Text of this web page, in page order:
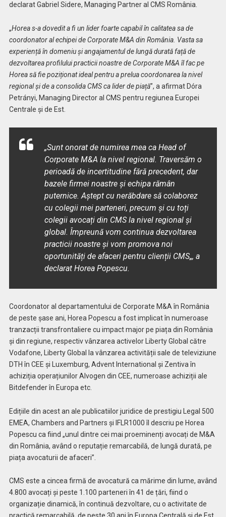
declarat Gabriel Sidere, Managing Partner al CMS România.
„Horea s-a dovedit a fi un lider foarte capabilîn calitatea sa de
coordonator al echipei de Corporate M&A din România. Vasta sa
experiență în domeniu și angajamentul de lungă durată față de
dezvoltarea profilului practicii noastre de Corporate M&A îl fac pe
Horea să fie poziționat ideal pentru a prelua coordonarea la nivel
regional și de a consolida CMS ca lider de piață”, a afirmat Dóra
Petrányi, Managing Director al CMS pentru regiunea Europei
Centrale și de Est.
„Sunt onorat de numirea mea ca Head of
Corporate M&A la nivel regional. Traversăm o
perioadă de incertitudine fără precedent, dar
bazele firmei noastre și echipa rămân
puternice. Aștept cu nerăbdare să colaborez
cu colegii mei parteneri, precum și cu toți
colegii avocați din CMS la nivel regional și
global. Împreună vom continua dezvoltarea
practicii noastre și vom promova noi
oportunități de afaceri pentru clienții CMS„, a
declarat Horea Popescu.
Coordonator al departamentului de Corporate M&A în România
de peste șase ani, Horea Popescu a fost implicat în numeroase
tranzacții transfrontaliere cu impact major pe piața din România
și din regiune, respectiv vânzarea activelor Liberty Global către
Vodafone, Liberty Global la vânzarea activității sale de televiziune
DTH în CEE și Luxemburg, Advent International și Zentiva în
achiziția operațiunilor Alvogen din CEE, numeroase achiziții ale
Bitdefender în Europa etc.
Edițiile din acest an ale publicatiilor juridice de prestigiu Legal 500
EMEA, Chambers and Partners și IFLR1000 îl descriu pe Horea
Popescu ca fiind „unul dintre cei mai proeminenți avocați de M&A
din România, având o reputație remarcabilă, de lungă durată, pe
piața avocaturii de afaceri”.
CMS este a cincea firmă de avocatură ca mărime din lume, având
4.800 avocați și peste 1.100 parteneri în 41 de țări, fiind o
organizație dinamică, în continuă dezvoltare, cu o activitate de